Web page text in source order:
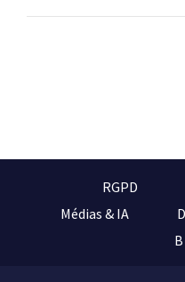
RGPD
Médias & IA